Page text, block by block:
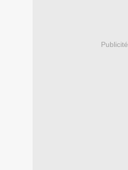
Publicité